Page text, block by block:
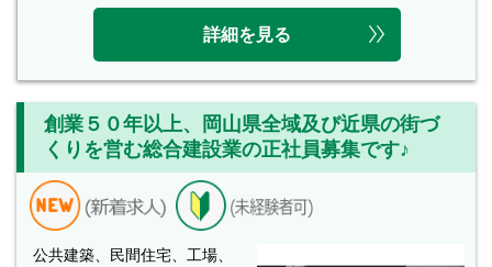
詳細を見る
創業５０年以上、岡山県全域及び近県の街づ
くりを営む総合建設業の正社員募集です♪
公共建築、民間住宅、工場、